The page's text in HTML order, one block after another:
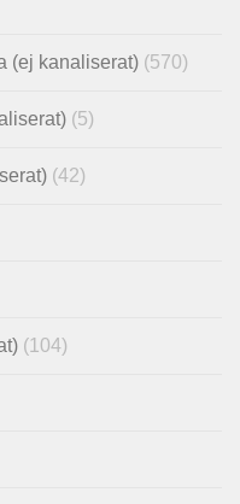
(ej kanaliserat) (570)
(5)
(42)
(104)